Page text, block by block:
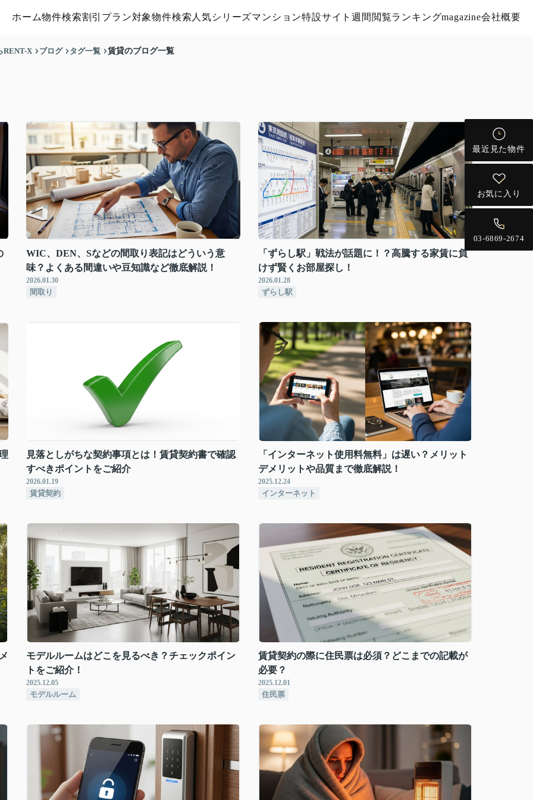
ホーム物件検索割引プラン対象物件検索 人気シリーズマンション特設サイト週間閲覧ランキングmagazine会社概要
最近見た物件
お気に入り
03-6869-2674
RENT-X ブログ タグ一覧 賃貸のブログ一覧
WIC、DEN、Sなどの間取り表記はどういう意
味？よくある間違いや豆知識など徹底解説！
2026.01.30
間取り
「ずらし駅」戦法が話題に！？高騰する家賃に負
けず賢くお部屋探し！
2026.01.28
ずらし駅
見落としがちな契約事項とは！賃貸契約書で確認
すべきポイントをご紹介
2026.01.19
賃貸契約
「インターネット使用料無料」は遅い？メリット
デメリットや品質まで徹底解説！
2025.12.24
インターネット
モデルルームはどこを見るべき？チェックポイン
トをご紹介！
2025.12.05
モデルルーム
賃貸契約の際に住民票は必須？どこまでの記載が
必要？
2025.12.01
住民票